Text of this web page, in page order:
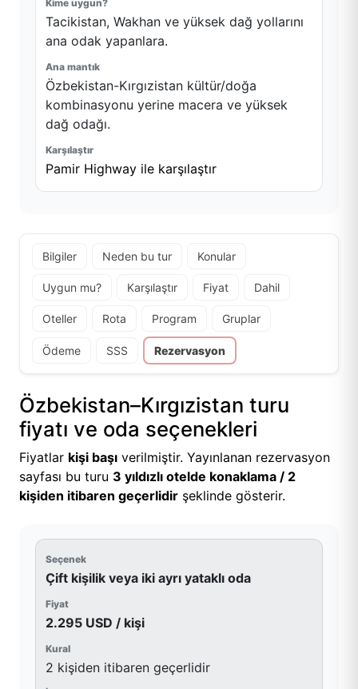
Tacikistan, Wakhan ve yüksek dağ yollarını
ana odak yapanlara.
Özbekistan-Kırgızistan kültür/doğa
kombinasyonu yerine macera ve yüksek
dağ odağı.
Pamir Highway ile karşılaştır
Bilgiler Neden bu tur Konular
Uygun mu? Karşılaştır Fiyat Dahil
Oteller Rota Program Gruplar
Ödeme SSS Rezervasyon
Özbekistan–Kırgızistan turu
fiyatı ve oda seçenekleri
Fiyatlar kişi başı verilmiştir. Yayınlanan rezervasyon
sayfası bu turu 3 yıldızlı otelde konaklama / 2
kişiden itibaren geçerlidir şeklinde gösterir.
Çift kişilik veya iki ayrı yataklı oda
2.295 USD / kişi
2 kişiden itibaren geçerlidir